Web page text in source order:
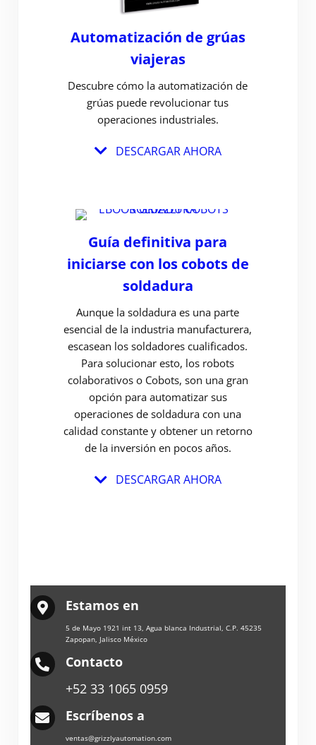
Automatización de grúas
viajeras
Descubre cómo la automatización de
grúas puede revolucionar tus
operaciones industriales.
DESCARGAR AHORA
Guía definitiva para
iniciarse con los cobots de
soldadura
Aunque la soldadura es una parte
esencial de la industria manufacturera,
escasean los soldadores cualificados.
Para solucionar esto, los robots
colaborativos o Cobots, son una gran
opción para automatizar sus
operaciones de soldadura con una
calidad constante y obtener un retorno
de la inversión en pocos años.
DESCARGAR AHORA
Estamos en
5 de Mayo 1921 int 13, Agua blanca Industrial, C.P. 45235
Zapopan, Jalisco México
Contacto
+52 33 1065 0959
Escríbenos a
ventas@grizzlyautomation.com